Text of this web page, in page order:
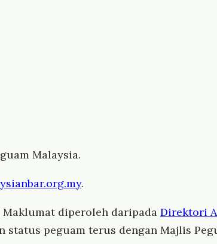
Malaysia.
.
Maklumat diperoleh daripada Direktori
peguam terus dengan Majlis